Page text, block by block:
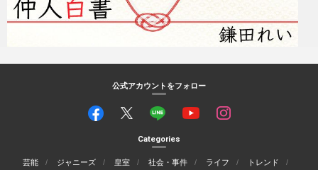
公式アカウントをフォロー
Categories
芸能 ジャニーズ 皇室 社会・事件 ライフ
トレンド